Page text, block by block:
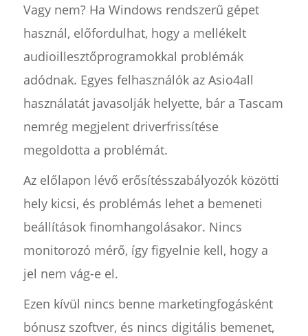
Vagy nem? Ha Windows rendszerű gépet
használ, előfordulhat, hogy a mellékelt
audioillesztőprogramokkal problémák
adódnak. Egyes felhasználók az Asio4all
használatát javasolják helyette, bár a Tascam
nemrég megjelent driverfrissítése
megoldotta a problémát.
Az előlapon lévő erősítésszabályozók közötti
hely kicsi, és problémás lehet a bemeneti
beállítások finomhangolásakor. Nincs
monitorozó mérő, így figyelnie kell, hogy a
jel nem vág-e el.
Ezen kívül nincs benne marketingfogásként
bónusz szoftver, és nincs digitális bemenet,